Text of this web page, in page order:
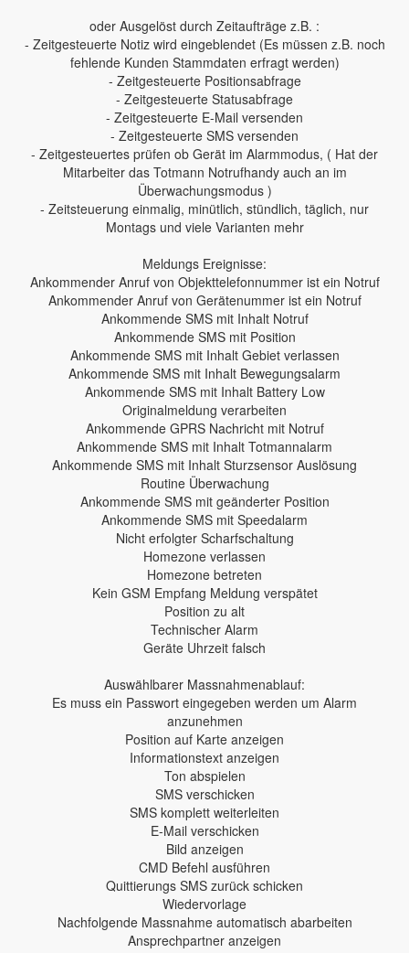
oder Ausgelöst durch Zeitaufträge z.B. :
- Zeitgesteuerte Notiz wird eingeblendet (Es müssen z.B. noch
fehlende Kunden Stammdaten erfragt werden)
- Zeitgesteuerte Positionsabfrage
- Zeitgesteuerte Statusabfrage
- Zeitgesteuerte E-Mail versenden
- Zeitgesteuerte SMS versenden
- Zeitgesteuertes prüfen ob Gerät im Alarmmodus, ( Hat der
Mitarbeiter das Totmann Notrufhandy auch an im
Überwachungsmodus )
- Zeitsteuerung einmalig, minütlich, stündlich, täglich, nur
Montags und viele Varianten mehr
Meldungs Ereignisse:
Ankommender Anruf von Objekttelefonnummer ist ein Notruf
Ankommender Anruf von Gerätenummer ist ein Notruf
Ankommende SMS mit Inhalt Notruf
Ankommende SMS mit Position
Ankommende SMS mit Inhalt Gebiet verlassen
Ankommende SMS mit Inhalt Bewegungsalarm
Ankommende SMS mit Inhalt Battery Low
Originalmeldung verarbeiten
Ankommende GPRS Nachricht mit Notruf
Ankommende SMS mit Inhalt Totmannalarm
Ankommende SMS mit Inhalt Sturzsensor Auslösung
Routine Überwachung
Ankommende SMS mit geänderter Position
Ankommende SMS mit Speedalarm
Nicht erfolgter Scharfschaltung
Homezone verlassen
Homezone betreten
Kein GSM Empfang Meldung verspätet
Position zu alt
Technischer Alarm
Geräte Uhrzeit falsch
Auswählbarer Massnahmenablauf:
Es muss ein Passwort eingegeben werden um Alarm
anzunehmen
Position auf Karte anzeigen
Informationstext anzeigen
Ton abspielen
SMS verschicken
SMS komplett weiterleiten
E-Mail verschicken
Bild anzeigen
CMD Befehl ausführen
Quittierungs SMS zurück schicken
Wiedervorlage
Nachfolgende Massnahme automatisch abarbeiten
Ansprechpartner anzeigen